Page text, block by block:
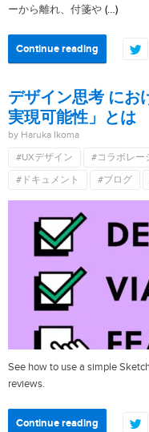
ーから離れ、付箋や (…)
Continue reading
デザイン思考 にお
実現可能性」とは
by Haruka Ikoma
#UXデザイン
#コラボレー
#ドキュメント
#ブログ
See how to use a simple
reviews.
Continue reading